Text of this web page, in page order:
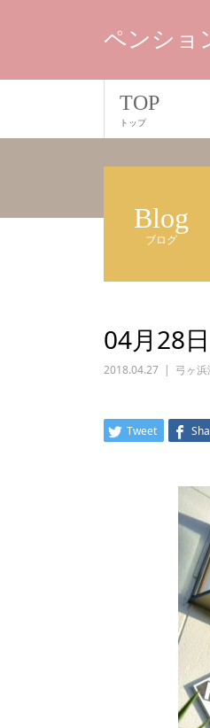
ペンショ
TOP
トップ
Blog
ブログ
04月28
2018.04.27 弓ヶ浜
Tweet